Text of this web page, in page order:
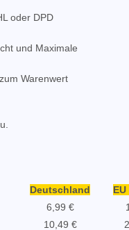
oder DPD
und Maximale
Warenwert
Deutschland
6,99 €
10,49 €